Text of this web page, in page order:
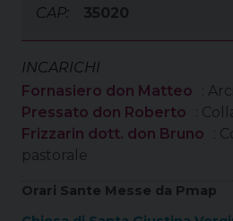
CAP:
35020
INCARICHI
Fornasiero don Matteo
:
Pressato don Roberto
:
Frizzarin dott. don Bruno
:
pastorale
Orari Sante Messe da Pmap